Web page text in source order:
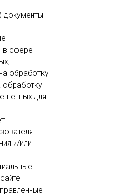
документы
в сфере
обработку
обработку
для
и/или